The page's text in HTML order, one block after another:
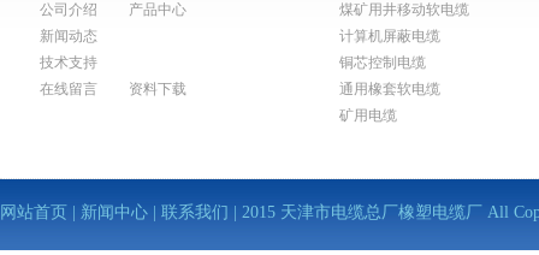
公司介绍
产品中心
新闻动态
技术支持
在线留言
资料下载
煤矿用井移动软电缆
计算机屏蔽电缆
铜芯控制电缆
通用橡套软电缆
矿用电缆
网站首页 新闻中心 联系我们 | 2015 天津市电缆总厂橡塑电缆厂 All